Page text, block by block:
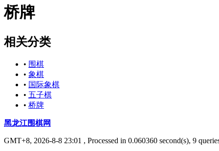
桥牌
相关分类
• 围棋
• 象棋
• 国际象棋
• 五子棋
• 桥牌
黑龙江围棋网
GMT+8, 2026-8-8 23:01 , Processed in 0.060360 second(s), 9